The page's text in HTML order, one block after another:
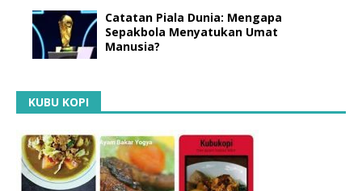
Catatan Piala Dunia: Mengapa
Sepakbola Menyatukan Umat
Manusia?
KUBU KOPI